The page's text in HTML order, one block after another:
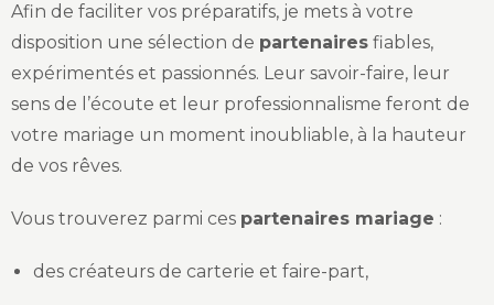
Afin de faciliter vos préparatifs, je mets à votre
disposition une sélection de partenaires fiables,
expérimentés et passionnés. Leur savoir-faire, leur
sens de l’écoute et leur professionnalisme feront de
votre mariage un moment inoubliable, à la hauteur
de vos rêves.
Vous trouverez parmi ces partenaires mariage :
des créateurs de carterie et faire-part,